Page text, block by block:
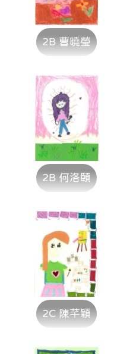
2B 曹曉瑩
2B 何洛頤
2C 陳芊穎